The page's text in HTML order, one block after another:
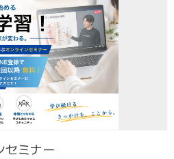
セミナー